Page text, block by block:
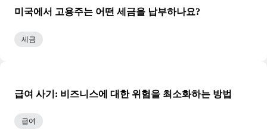
미국에서 고용주는 어떤 세금을 납부하나요?
세금
급여 사기: 비즈니스에 대한 위험을 최소화하는 방법
급여